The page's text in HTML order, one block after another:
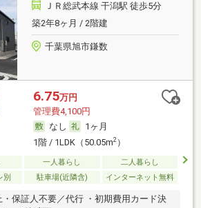
ＪＲ総武本線 干潟駅 徒歩5分
築2年8ヶ月 / 2階建
千葉県旭市鎌数
6.75万円
管理費4,100円
なし
1ヶ月
1階 / 1LDK（50.05m2）
一人暮らし
二人暮らし
別
駐車場(近隣含) インターネット無料
・保証人不要／代行 ・初期費用カード決